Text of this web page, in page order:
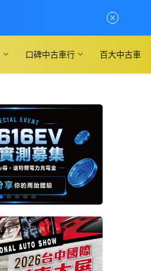
口碑中古車行 百大中古車